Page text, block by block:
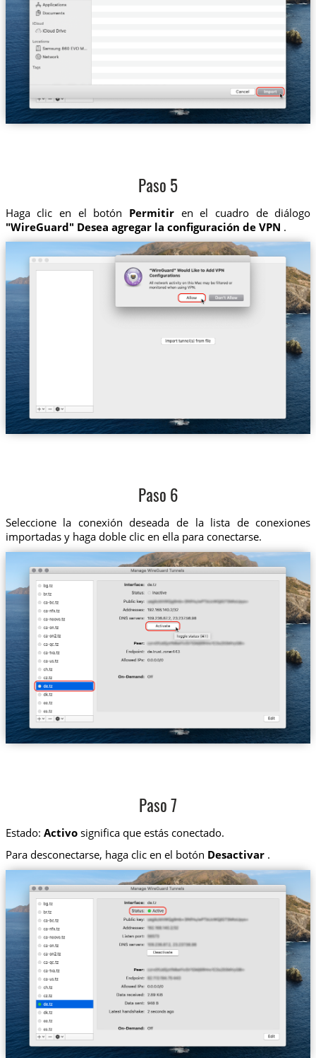
Paso 5
Haga clic en el botón Permitir en el cuadro de diálogo
"WireGuard" Desea agregar la configuración de VPN .
Paso 6
Seleccione la conexión deseada de la lista de conexiones
importadas y haga doble clic en ella para conectarse.
Paso 7
Estado: Activosignifica que estás conectado.
Para desconectarse, haga clic en el botón Desactivar.